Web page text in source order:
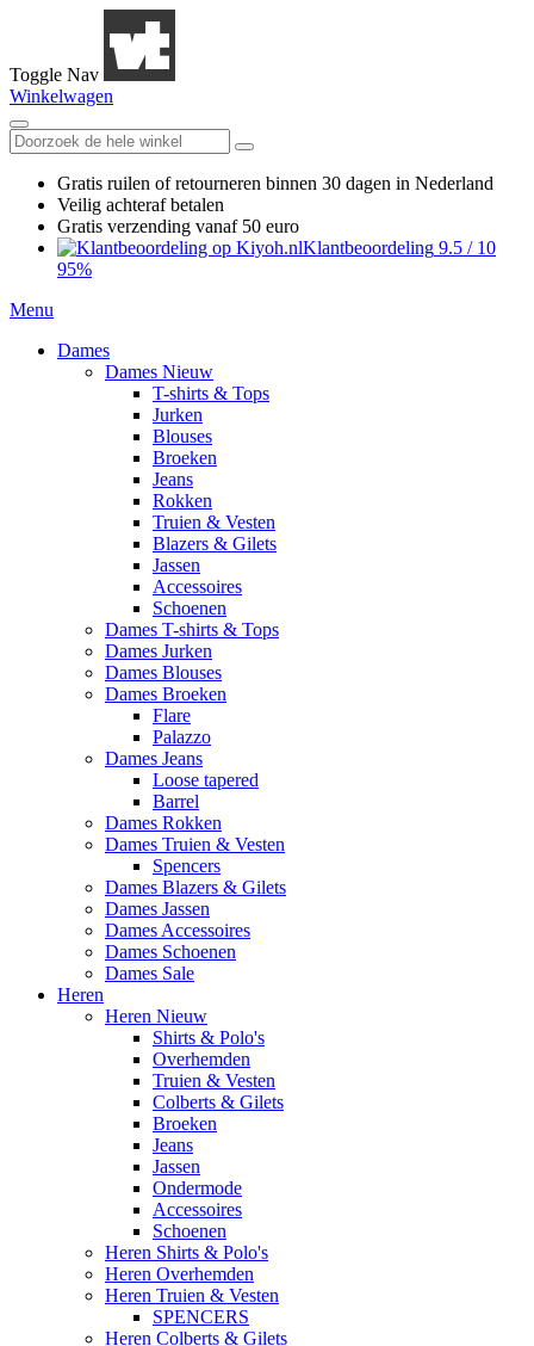
Toggle Nav
Winkelwagen
Gratis ruilen of retourneren binnen 30 dagen in Nederland
Veilig achteraf betalen
Gratis verzending vanaf 50 euro
Klantbeoordeling 9.5 / 10
95%
Menu
Dames
Dames Nieuw
T-shirts & Tops
Jurken
Blouses
Broeken
Jeans
Rokken
Truien & Vesten
Blazers & Gilets
Jassen
Accessoires
Schoenen
Dames T-shirts & Tops
Dames Jurken
Dames Blouses
Dames Broeken
Flare
Palazzo
Dames Jeans
Loose tapered
Barrel
Dames Rokken
Dames Truien & Vesten
Spencers
Dames Blazers & Gilets
Dames Jassen
Dames Accessoires
Dames Schoenen
Dames Sale
Heren
Heren Nieuw
Shirts & Polo's
Overhemden
Truien & Vesten
Colberts & Gilets
Broeken
Jeans
Jassen
Ondermode
Accessoires
Schoenen
Heren Shirts & Polo's
Heren Overhemden
Heren Truien & Vesten
SPENCERS
Heren Colberts & Gilets